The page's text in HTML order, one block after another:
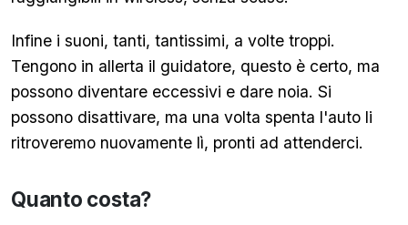
Infine i suoni, tanti, tantissimi, a volte troppi.
Tengono in allerta il guidatore, questo è certo, ma
possono diventare eccessivi e dare noia. Si
possono disattivare, ma una volta spenta l'auto li
ritroveremo nuovamente lì, pronti ad attenderci.
Quanto costa?